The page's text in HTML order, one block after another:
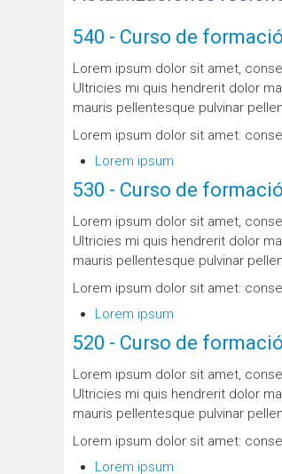
540 - Curso de
Lorem ipsum dolor sit amet,
Ultricies mi quis hendrerit dolor
mauris pellentesque pulvinar
Lorem ipsum dolor sit amet:
Lorem ipsum
530 - Curso de
Lorem ipsum dolor sit amet,
Ultricies mi quis hendrerit dolor
mauris pellentesque pulvinar
Lorem ipsum dolor sit amet:
Lorem ipsum
520 - Curso de
Lorem ipsum dolor sit amet,
Ultricies mi quis hendrerit dolor
mauris pellentesque pulvinar
Lorem ipsum dolor sit amet:
Lorem ipsum